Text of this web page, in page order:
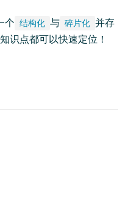
个 结构化 与 碎片化 并存
识点都可以快速定位！